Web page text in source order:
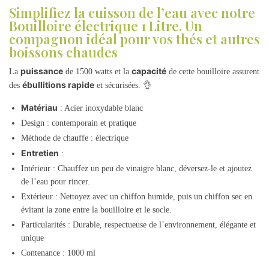
Simplifiez la cuisson de l’eau avec notre
Bouilloire électrique 1 Litre. Un
compagnon idéal pour vos thés et autres
boissons chaudes
La puissance de 1500 watts et la capacité de cette bouilloire assurent
des ébullitions rapide et sécurisées. 👌
Matériau : Acier inoxydable blanc
Design : contemporain et pratique
Méthode de chauffe : électrique
Entretien :
Intérieur : Chauffez un peu de vinaigre blanc, déversez-le et ajoutez
de l’eau pour rincer.
Extérieur : Nettoyez avec un chiffon humide, puis un chiffon sec en
évitant la zone entre la bouilloire et le socle.
Particularités : Durable, respectueuse de l’environnement, élégante et
unique
Contenance : 1000 ml